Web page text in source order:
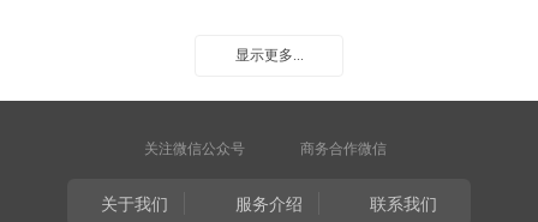
显示更多...
关注微信公众号 商务合作微信
关于我们 服务介绍 联系我们